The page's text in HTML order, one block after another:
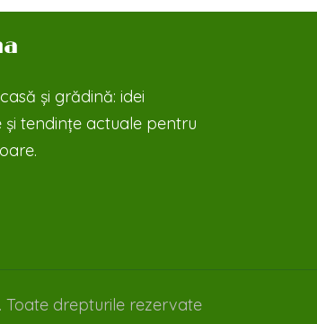
și grădină: idei
tendințe actuale pentru
Toate drepturile rezervate